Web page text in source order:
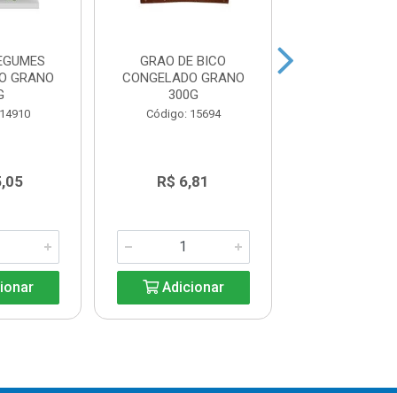
GRANO
GRAO DE BICO
CONGELADO GRANO
300G
Código: 15694
R$ 6,81
Adicionar